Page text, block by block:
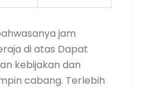
jam
di atas Dapat
kebijakan dan
cabang. Terlebih